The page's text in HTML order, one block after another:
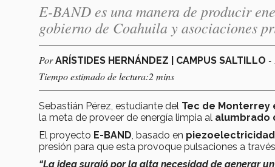
E-BAND es una manera de producir
gobierno de Coahuila y asociaciones
PorARÍSTIDES HERNÁNDEZ | CAMPUS SALTILLO -
Tiempo estimado de lectura:2 mins
Sebastián Pérez, estudiante del Tec de Monterrey
la meta de proveer de energía limpia al alumbrado
El proyecto E-BAND , basado en piezoelectricidad
presión para que esta provoque pulsaciones a
“La idea surgió por la alta necesidad de generar